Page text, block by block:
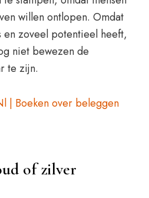
willen ontlopen. Omdat
zoveel potentieel heeft,
niet bewezen de
te zijn.
| Boeken over beleggen
of zilver